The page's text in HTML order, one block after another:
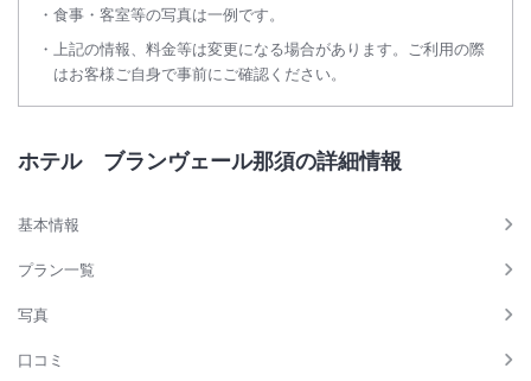
食事・客室等の写真は一例です。
上記の情報、料金等は変更になる場合があります。ご利用の際
はお客様ご自身で事前にご確認ください。
ホテル ブランヴェール那須の詳細情報
基本情報
プラン一覧
写真
口コミ